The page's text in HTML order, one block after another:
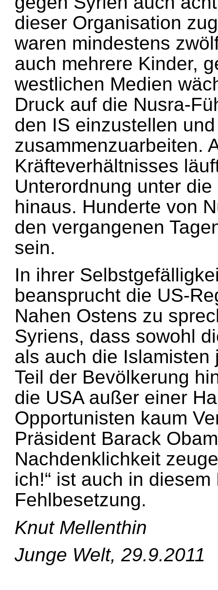
dieser Organisation
waren mindestens
auch mehrere Kinder,
westlichen Medien
Druck auf die Nusra-
den IS einzustellen
zusammenzuarbeiten.
Kräfteverhältnisses
Unterordnung unter
hinaus. Hunderte von
den vergangenen
sein.
In ihrer
beansprucht die US-
Nahen Ostens zu
Syriens, dass sowohl
als auch die
Teil der Bevölkerung
die USA außer einer
Opportunisten kaum
Präsident Barack
Nachdenklichkeit
ich!“ ist auch in
Fehlbesetzung.
Knut Mellenthin
Junge Welt, 29.9.2011